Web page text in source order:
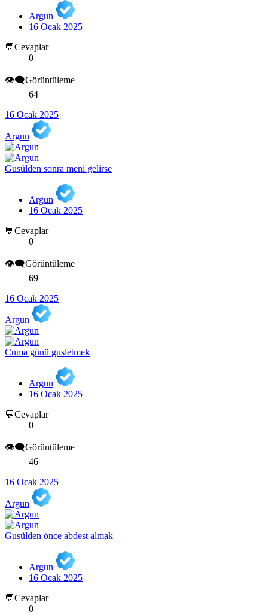
Argun
16 Ocak 2025
💬Cevaplar
0
👁️‍🗨️Görüntüleme
64
16 Ocak 2025
Argun
Gusülden sonra meni gelirse
Argun
16 Ocak 2025
💬Cevaplar
0
👁️‍🗨️Görüntüleme
69
16 Ocak 2025
Argun
Cuma günü gusletmek
Argun
16 Ocak 2025
💬Cevaplar
0
👁️‍🗨️Görüntüleme
46
16 Ocak 2025
Argun
Gusülden önce abdest almak
Argun
16 Ocak 2025
💬Cevaplar
0